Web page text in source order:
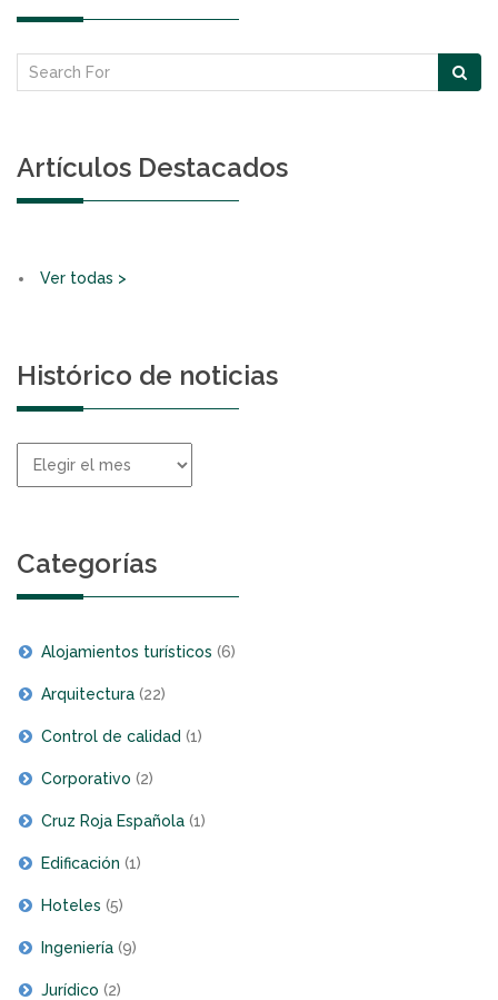
Artículos Destacados
Ver todas >
Histórico de noticias
Categorías
Alojamientos turísticos (6)
Arquitectura (22)
Control de calidad (1)
Corporativo (2)
Cruz Roja Española (1)
Edificación (1)
Hoteles (5)
Ingeniería (9)
Jurídico (2)